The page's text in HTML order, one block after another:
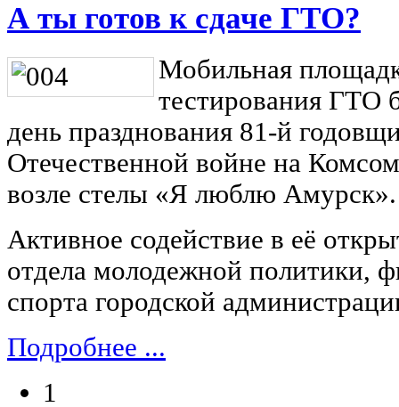
А ты готов к сдаче ГТО?
Мобильная
тестирования ГТО
день празднования 81-й
Отечественной войне на
возле стелы «Я люблю Амурск».
Активное содействие в её
отдела молодежной политики,
спорта городской
Подробнее ...
1